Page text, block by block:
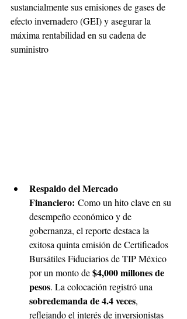
sustancialmente sus emisiones de gases de
efecto invernadero (GEI) y asegurar la
máxima rentabilidad en su cadena de
suministro
Respaldo del Mercado
Financiero: Como un hito clave en su
desempeño económico y de
gobernanza, el reporte destaca la
exitosa quinta emisión de Certificados
Bursátiles Fiduciarios de TIP México
por un monto de $4,000 millones de
pesos. La colocación registró una
sobredemanda de 4.4 veces,
reflejando el interés de inversionistas